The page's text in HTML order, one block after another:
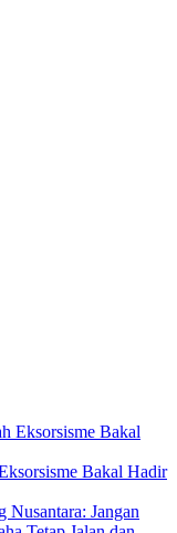
Bakal Hadir